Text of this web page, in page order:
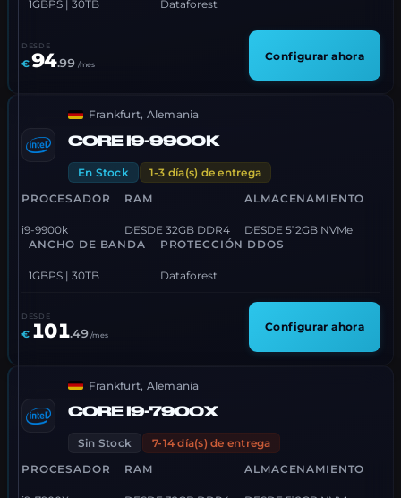
1GBPS | 30TB Dataforest
DESDE
€94.99 /mes
Configurar ahora
Frankfurt, Alemania
CORE I9-9900K
En Stock
1-3 día(s) de entrega
PROCESADOR
i9-9900k
RAM
DESDE 32GB DDR4
ALMACENAMIENTO
DESDE 512GB NVMe
ANCHO DE BANDA
1GBPS | 30TB
PROTECCIÓN DDOS
Dataforest
DESDE
€ 101.49 /mes
Configurar ahora
Frankfurt, Alemania
CORE I9-7900X
Sin Stock
7-14 día(s) de entrega
PROCESADOR
RAM ALMACENAMIENTO